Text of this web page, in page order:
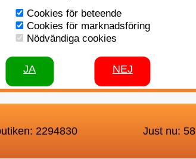
2294830 Just nu: 58
Cookies för beteende
Cookies för marknadsföring
Nödvändiga cookies
JA NEJ